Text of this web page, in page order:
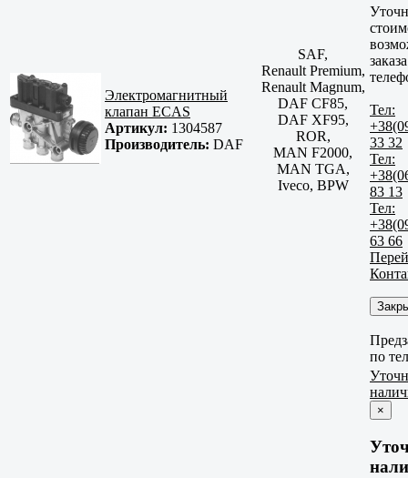
Электромагнитный
клапан ECAS
Артикул: 1304587
Производитель: DAF
SAF,
Renault Premium,
Renault Magnum,
DAF CF85,
DAF XF95,
ROR,
MAN F2000,
MAN TGA,
Iveco, BPW
Тел:
33 32
Тел:
83 13
Тел:
63 66
по
×